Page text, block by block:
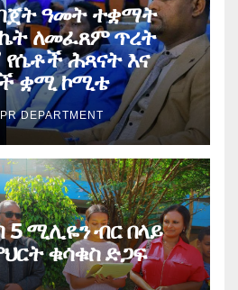
ዓመት ተቋማት
ለመፈጸም ጥረት
የሴቶች ሕጻናት እና
ቋሚ ኮሚቴ
PR DEPARTMENT
5 ሚሊዬን ብር በላይ
ቁሳቁስ ድጋፍ